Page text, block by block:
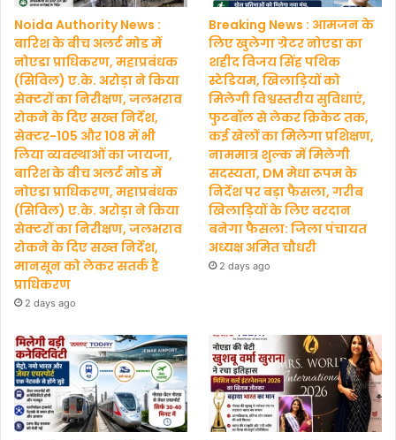
Noida Authority News :
बारिश के बीच अलर्ट मोड में
नोएडा प्राधिकरण, महाप्रबंधक
(सिविल) ए.के. अरोड़ा ने किया
सेक्टरों का निरीक्षण, जलभराव
रोकने के दिए सख्त निर्देश,
सेक्टर-105 और 108 में भी
लिया व्यवस्थाओं का जायजा,
बारिश के बीच अलर्ट मोड में
नोएडा प्राधिकरण, महाप्रबंधक
(सिविल) ए.के. अरोड़ा ने किया
सेक्टरों का निरीक्षण, जलभराव
रोकने के दिए सख्त निर्देश,
मानसून को लेकर सतर्क है
प्राधिकरण
2 days ago
Breaking News : आमजन के
लिए खुलेगा ग्रेटर नोएडा का
शहीद विजय सिंह पथिक
स्टेडियम, खिलाड़ियों को
मिलेगी विश्वस्तरीय सुविधाएं,
फुटबॉल से लेकर क्रिकेट तक,
कई खेलों का मिलेगा प्रशिक्षण,
नाममात्र शुल्क में मिलेगी
सदस्यता, DM मेधा रूपम के
निर्देश पर बड़ा फैसला, गरीब
खिलाड़ियों के लिए वरदान
बनेगा फैसला: जिला पंचायत
अध्यक्ष अमित चौधरी
2 days ago